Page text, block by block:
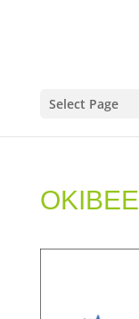
Select Page
ΟΚΙΒΕΕ